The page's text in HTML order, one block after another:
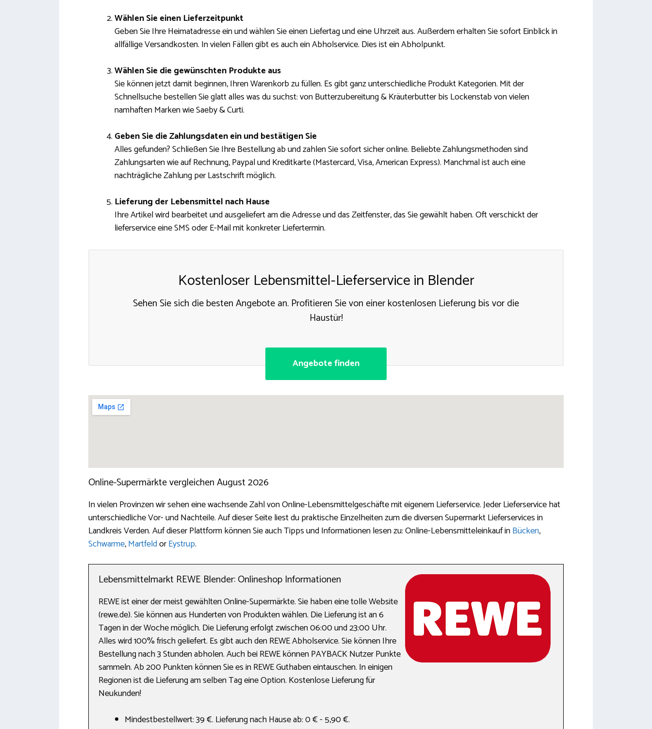
Wählen Sie einen Lieferzeitpunkt
Geben Sie Ihre Heimatadresse ein und wählen Sie einen Liefertag und eine Uhrzeit aus. Außerdem erhalten Sie sofort Einblick in
allfällige Versandkosten. In vielen Fällen gibt es auch ein Abholservice. Dies ist ein Abholpunkt.
Wählen Sie die gewünschten Produkte aus
Sie können jetzt damit beginnen, Ihren Warenkorb zu füllen. Es gibt ganz unterschiedliche Produkt Kategorien. Mit der
Schnellsuche bestellen Sie glatt alles was du suchst: von Butterzubereitung & Kräuterbutter bis Lockenstab von vielen
namhaften Marken wie Saeby & Curti.
Geben Sie die Zahlungsdaten ein und bestätigen Sie
Alles gefunden? Schließen Sie Ihre Bestellung ab und zahlen Sie sofort sicher online. Beliebte Zahlungsmethoden sind
Zahlungsarten wie auf Rechnung, Paypal und Kreditkarte (Mastercard, Visa, American Express). Manchmal ist auch eine
nachträgliche Zahlung per Lastschrift möglich.
Lieferung der Lebensmittel nach Hause
Ihre Artikel wird bearbeitet und ausgeliefert am die Adresse und das Zeitfenster, das Sie gewählt haben. Oft verschickt der
lieferservice eine SMS oder E-Mail mit konkreter Liefertermin.
Kostenloser Lebensmittel-Lieferservice in Blender
Sehen Sie sich die besten Angebote an. Profitieren Sie von einer kostenlosen Lieferung bis vor die
Haustür!
Angebote finden
Online-Supermärkte vergleichen August 2026
In vielen Provinzen wir sehen eine wachsende Zahl von Online-Lebensmittelgeschäfte mit eigenem Lieferservice. Jeder Lieferservice hat
unterschiedliche Vor- und Nachteile. Auf dieser Seite liest du praktische Einzelheiten zum die diversen Supermarkt Lieferservices in
Landkreis Verden. Auf dieser Plattform können Sie auch Tipps und Informationen lesen zu: Online-Lebensmitteleinkauf inBücken,
Schwarme,MartfeldorEystrup.
Lebensmittelmarkt REWE Blender: Onlineshop Informationen
REWE ist einer der meist gewählten Online-Supermärkte. Sie haben eine tolle Website
(rewe.de). Sie können aus Hunderten von Produkten wählen. Die Lieferung ist an 6
Tagen in der Woche möglich. Die Lieferung erfolgt zwischen 06:00 und 23:00 Uhr.
Alles wird 100% frisch geliefert. Es gibt auch den REWE Abholservice. Sie können Ihre
Bestellung nach 3 Stunden abholen. Auch bei REWE können PAYBACK Nutzer Punkte
sammeln. Ab 200 Punkten können Sie es in REWE Guthaben eintauschen. In einigen
Regionen ist die Lieferung am selben Tag eine Option. Kostenlose Lieferung für
Neukunden!
Mindestbestellwert: 39 €. Lieferung nach Hause ab: 0 € - 5,90 €.